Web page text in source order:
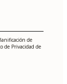
de
de Privacidad de